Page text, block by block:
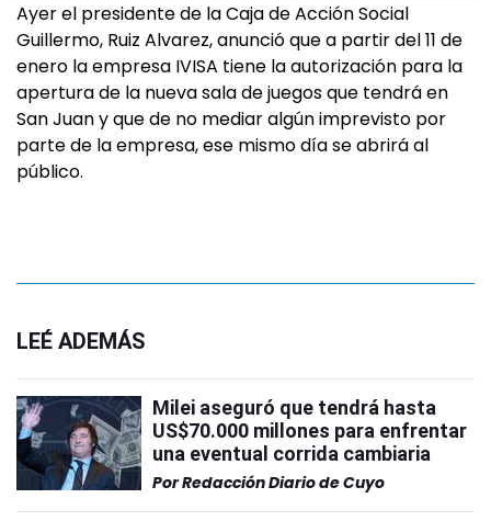
Ayer el presidente de la Caja de Acción Social
Guillermo, Ruiz Alvarez, anunció que a partir del 11 de
enero la empresa IVISA tiene la autorización para la
apertura de la nueva sala de juegos que tendrá en
San Juan y que de no mediar algún imprevisto por
parte de la empresa, ese mismo día se abrirá al
público.
LEÉ ADEMÁS
Milei aseguró que tendrá hasta
US$70.000 millones para enfrentar
una eventual corrida cambiaria
PorRedacción Diario de Cuyo